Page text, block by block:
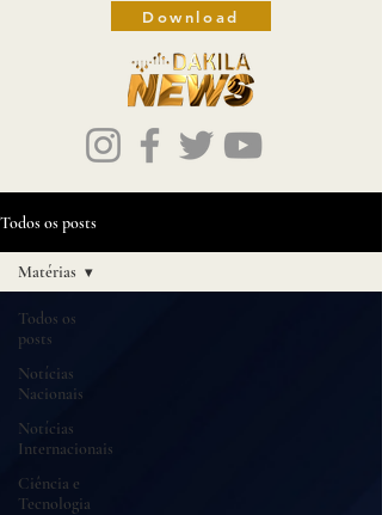
Download
Todos os posts
Todos os
posts
Notícias
Nacionais
Notícias
Internacionais
Ciência e
Tecnologia
Matérias